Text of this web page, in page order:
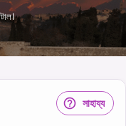
সাহায্য